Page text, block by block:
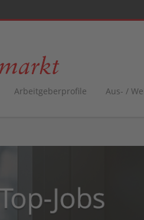
Arbeitgeberprofile Aus- /